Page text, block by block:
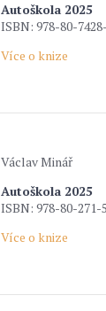
Autoškola 2025
ISBN: 978-80-
Více o knize
Václav Minář
Autoškola 2025
ISBN: 978-80-271-
Více o knize